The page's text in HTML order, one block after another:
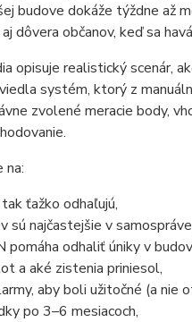
budove dokáže týždne až
dôvera občanov, keď sa
opisuje realistický scenár,
systém, ktorý z
zvolené meracie body,
na:
ťažko odhaľujú,
sú najčastejšie v
pomáha odhaliť úniky v
a aké zistenia priniesol,
aby boli užitočné (a nie
po 3–6 mesiacoch,